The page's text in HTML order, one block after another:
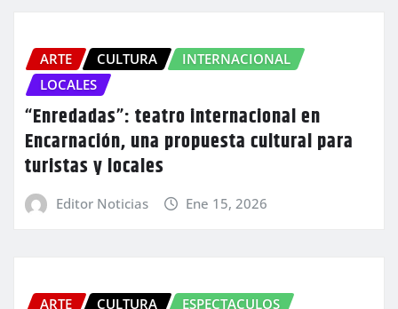
ARTE CULTURA
INTERNACIONAL
LOCALES
“Enredadas”: teatro internacional en
Encarnación, una propuesta cultural para
turistas y locales
Editor Noticias Ene 15, 2026
ARTE CULTURA ESPECTACULOS